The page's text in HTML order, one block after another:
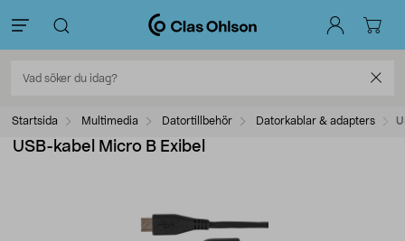
Startsida Multimedia Datortillbehör Datorkablar & adapters
USB-kabel Micro B Exibel